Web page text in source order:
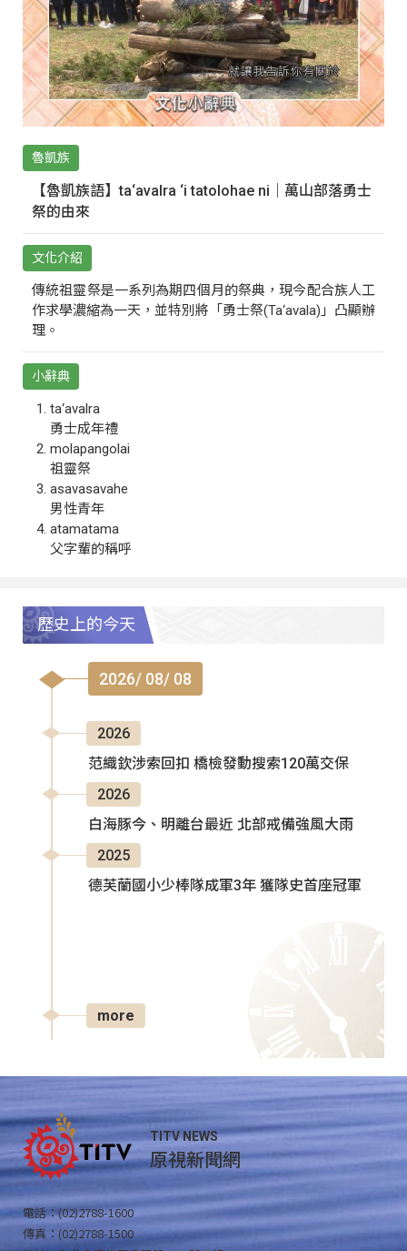
魯凱族
【魯凱族語】ta‘avalra ‘i tatolohae ni｜萬山部落勇士
祭的由來
文化介紹
傳統祖靈祭是一系列為期四個月的祭典，現今配合族人工
作求學濃縮為一天，並特別將「勇士祭(Ta‘avala)」凸顯辦
理。
小辭典
ta‘avalra
勇士成年禮
molapangolai
祖靈祭
asavasavahe
男性青年
atamatama
父字輩的稱呼
歷史上的今天
2026/ 08/ 08
2026
范織欽涉索回扣 橋檢發動搜索120萬交保
2026
白海豚今、明離台最近 北部戒備強風大雨
2025
德芙蘭國小少棒隊成軍3年 獲隊史首座冠軍
more
TITV NEWS
原視新聞網
電話：(02)2788-1600
傳真：(02)2788-1500